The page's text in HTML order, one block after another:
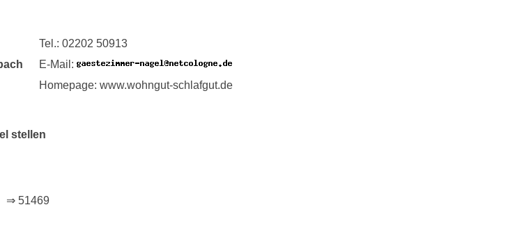
Tel.: 02202 50913
E-Mail:
Homepage: www.wohngut-schlafgut.de
stellen
⇒ 51469